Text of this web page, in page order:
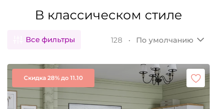
В классическом стиле
Все фильтры 128 • По умолчанию
Скидка 28% до 11.10